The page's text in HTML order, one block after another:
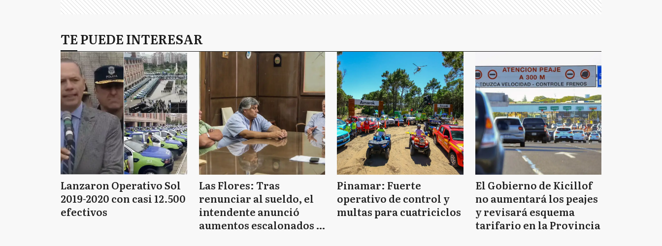
TE PUEDE INTERESAR
Lanzaron Operativo Sol
2019-2020 con casi 12.500
efectivos
Las Flores: Tras
renunciar al sueldo, el
intendente anunció
aumentos escalonados y
Pinamar: Fuerte
operativo de control y
multas para cuatriciclos
El Gobierno de Kicillof
no aumentará los peajes
y revisará esquema
tarifario en la Provincia